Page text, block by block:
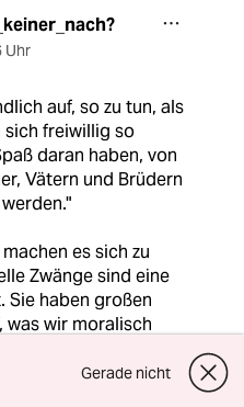
Uhr
auf, so zu tun, als
sich freiwillig so
daran haben, von
Vätern und Brüdern
es sich zu
Zwänge sind eine
Sie haben großen
was wir moralisch
Gerade nicht